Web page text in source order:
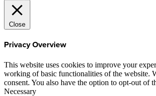
Close
Privacy Overview
This website uses cookies to improve your
working of basic functionalities of the website.
consent. You also have the option to opt-out of
Necessary